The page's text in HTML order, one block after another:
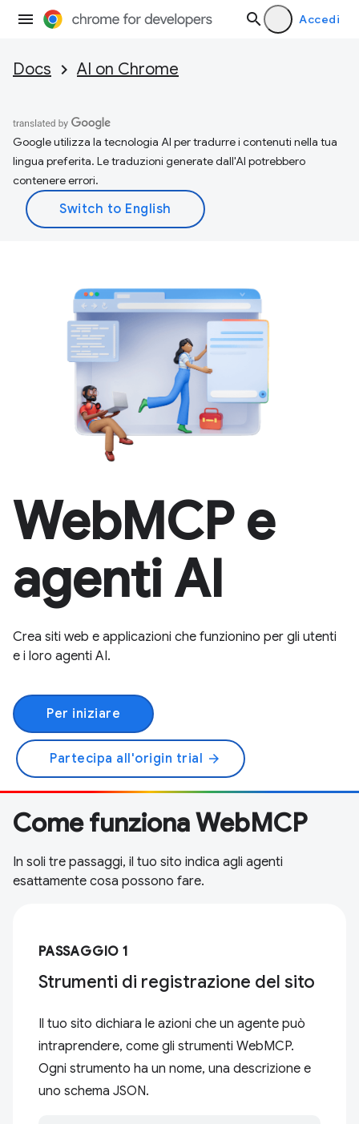
Accedi
Docs AI on Chrome
Google utilizza la tecnologia AI per tradurre i contenuti nella tua
lingua preferita. Le traduzioni generate dall'AI potrebbero
contenere errori.
WebMCP e
agenti AI
Crea siti web e applicazioni che funzionino per gli utenti
e i loro agenti AI.
Per iniziare
Partecipa all'origin trial arrow_forward
Come funziona WebMCP
In soli tre passaggi, il tuo sito indica agli agenti
esattamente cosa possono fare.
PASSAGGIO 1
Strumenti di registrazione del sito
Il tuo sito dichiara le azioni che un agente può
intraprendere, come gli strumenti WebMCP.
Ogni strumento ha un nome, una descrizione e
uno schema JSON.